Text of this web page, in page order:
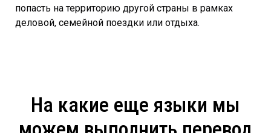
попасть на территорию другой страны в рамках
деловой, семейной поездки или отдыха.
На какие еще языки мы